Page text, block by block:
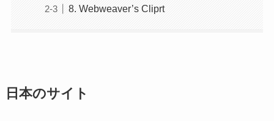
8. Webweaver’s Cliprt
日本のサイト